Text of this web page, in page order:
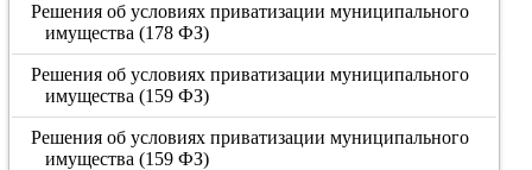
Решения об условиях приватизации муниципального
имущества (178 ФЗ)
Решения об условиях приватизации муниципального
имущества (159 ФЗ)
Решения об условиях приватизации муниципального
имущества (159 ФЗ)